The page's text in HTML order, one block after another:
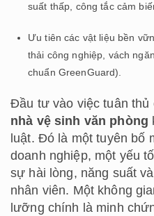
suất thấp, công tắc cảm
Ưu tiên các vật liệu bền
thải công nghiệp, vách
chuẩn GreenGuard).
Đầu tư vào việc tuân
nhà vệ sinh văn phòng
luật. Đó là một tuyên bố
doanh nghiệp, một yếu
sự hài lòng, năng suất
nhân viên. Một không
lưỡng chính là minh